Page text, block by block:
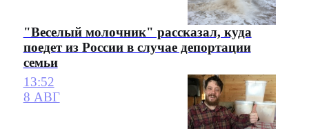
"Веселый молочник" рассказал, куда
поедет из России в случае депортации
семьи
13:52
8 АВГ